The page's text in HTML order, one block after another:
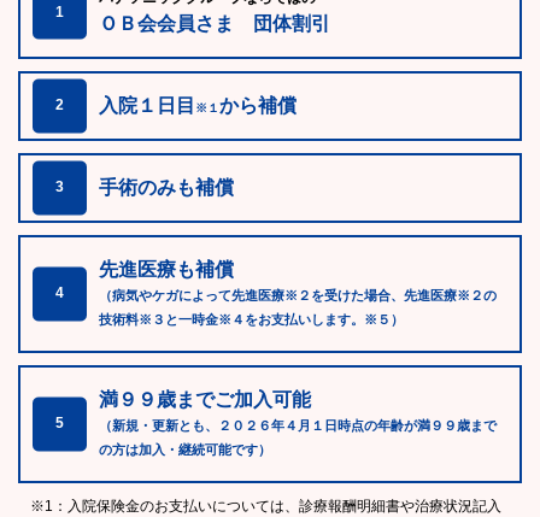
1
ＯＢ会会員さま 団体割引
2 入院１日目 ※１ から補償
3 手術のみも補償
4
先進医療も補償
（病気やケガによって先進医療※２を受けた場合、先進医療※２の
技術料※３と一時金※４をお支払いします。※５）
5
満９９歳までご加入可能
（新規・更新とも、２０２６年４月１日時点の年齢が満９９歳まで
の方は加入・継続可能です）
※1：入院保険金のお支払いについては、診療報酬明細書や治療状況記入